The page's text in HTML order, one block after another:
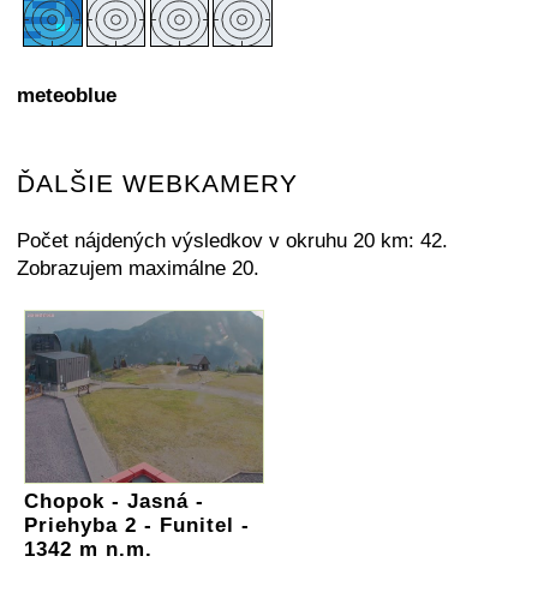
meteoblue
ĎALŠIE WEBKAMERY
Počet nájdených výsledkov v okruhu 20 km: 42.
Zobrazujem maximálne 20.
Chopok - Jasná -
Priehyba 2 - Funitel -
1342 m n.m.